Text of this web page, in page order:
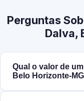
Perguntas
Dalva,
Qual o valor de
Belo